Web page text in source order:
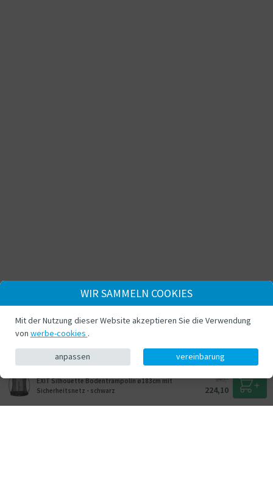
EXIT Silhouette Bodentrampolin ø183cm mit
Sicherheitsnetz - schwarz
249,-
224,10
WIR SAMMELN COOKIES
Mit der Nutzung dieser Website akzeptieren Sie die Verwendung
von werbe-cookies .
anpassen vereinbarung